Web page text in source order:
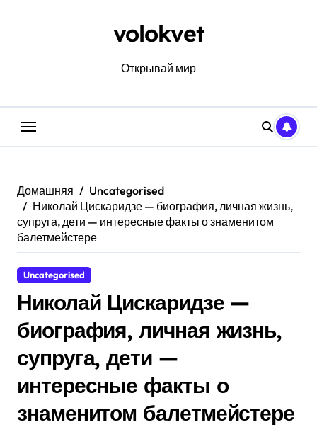
volokvet
Открывай мир
Домашняя
Uncategorised
Николай Цискаридзе — биография, личная жизнь,
супруга, дети — интересные факты о знаменитом
балетмейстере
Uncategorised
Николай Цискаридзе —
биография, личная жизнь,
супруга, дети —
интересные факты о
знаменитом балетмейстере